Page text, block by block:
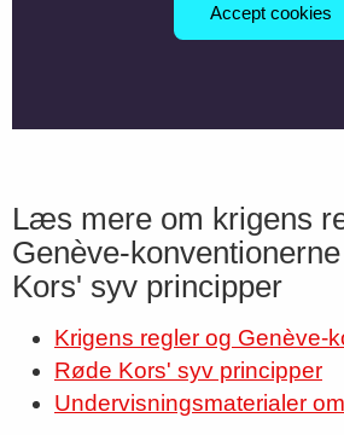
Accept cookies
Læs mere om krigens
Genève-
Kors' syv principper
Krigens regler og Genève-
Røde Kors' syv principper
Undervisningsmaterialer